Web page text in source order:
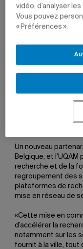
Série En vert et
portent sur
Le nouveau
toit du Palais des
Photo: Nathalie
Un nouveau
Belgique, et
recherche et de la
regroupement des
plateformes de
mise en réseau de
«Cette mise en
d’accélérer la
notamment sur les
fournit à la ville, tout
vidéo, d’analyser
Vous pouvez
« Préférences ».